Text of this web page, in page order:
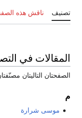
تصنيف ناقش هذه
المقالات في
الصفحتان التاليتان
م
موسى شرارة